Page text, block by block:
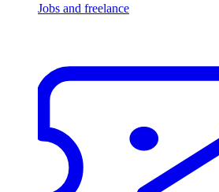
Jobs and freelance